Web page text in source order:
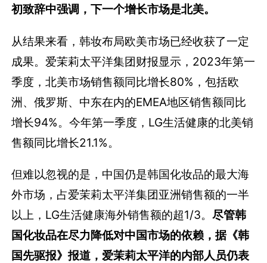
初致辞中强调，下一个增长市场是北美。
从结果来看，韩妆布局欧美市场已经收获了一定
成果。爱茉莉太平洋集团财报显示，2023年第一
季度，北美市场销售额同比增长80%，包括欧
洲、俄罗斯、中东在内的EMEA地区销售额同比
增长94%。今年第一季度，LG生活健康的北美销
售额同比增长21.1%。
但难以忽视的是，中国仍是韩国化妆品的最大海
外市场，占爱茉莉太平洋集团亚洲销售额的一半
以上，LG生活健康海外销售额的超1/3。尽管韩
国化妆品在尽力降低对中国市场的依赖，据《韩
国先驱报》报道，爱茉莉太平洋的内部人员仍表